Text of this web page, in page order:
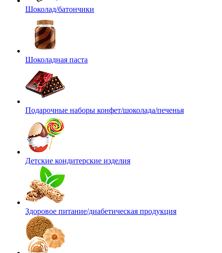
Шоколад/батончики
Шоколадная паста
Подарочные наборы конфет/шоколада/печенья
Детские кондитерские изделия
Здоровое питание/диабетическая продукция